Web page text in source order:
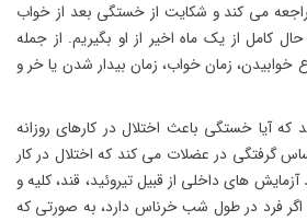
می کند و شکایت از خستگی بعد از خواب
کامل از یک ماه اخیر از او بگیریم. از جمله
خوابیدن، زمان خواب، زمان بیدار شدن یا خر و
که آیا خستگی باعث اختلال در کارهای روزانه
گرفتگی در عضلات می کند که اختلال در کار
های داخلی از قبیل تیروئید، قند، کلیه و
اگر فرد در طول شب خرناس دارد، به صورتی که